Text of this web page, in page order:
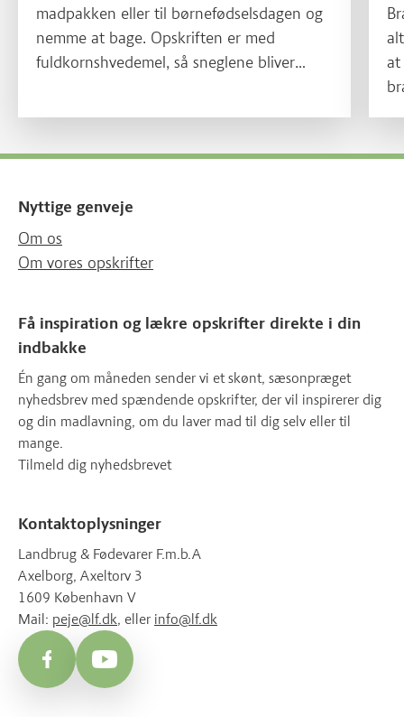
madpakken eller til børnefødselsdagen og
nemme at bage. Opskriften er med
fuldkornshvedemel, så sneglene bliver
at
Nyttige genveje
Om os
Om vores opskrifter
Få inspiration og lækre opskrifter direkte i din
indbakke
Én gang om måneden sender vi et skønt, sæsonpræget
nyhedsbrev med spændende opskrifter, der vil inspirerer dig
og din madlavning, om du laver mad til dig selv eller til
mange.
Tilmeld dig nyhedsbrevet
Kontaktoplysninger
Landbrug & Fødevarer F.m.b.A
Axelborg, Axeltorv 3
1609 København V
Mail: peje@lf.dk, eller info@lf.dk
FacebookYouTube